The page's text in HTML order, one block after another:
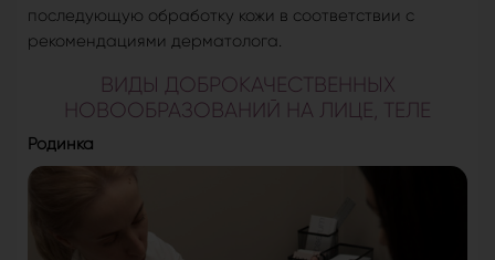
последующую обработку кожи в соответствии с
рекомендациями дерматолога.
ВИДЫ ДОБРОКАЧЕСТВЕННЫХ
НОВООБРАЗОВАНИЙ НА ЛИЦЕ, ТЕЛЕ
Родинка